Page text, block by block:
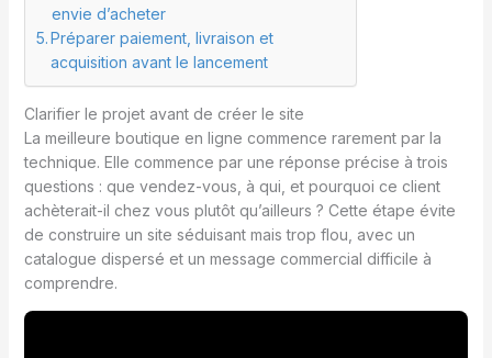
envie d’acheter
Préparer paiement, livraison et
acquisition avant le lancement
Clarifier le projet avant de créer le site
La meilleure boutique en ligne commence rarement par la
technique. Elle commence par une réponse précise à trois
questions : que vendez-vous, à qui, et pourquoi ce client
achèterait-il chez vous plutôt qu’ailleurs ? Cette étape évite
de construire un site séduisant mais trop flou, avec un
catalogue dispersé et un message commercial difficile à
comprendre.